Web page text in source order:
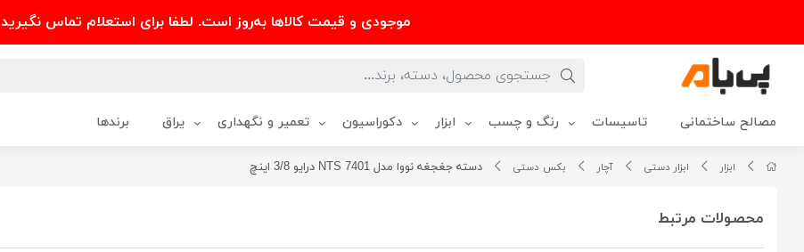
موجودی و قیمت کالاها به‌روز است. لطفا برای استعلام تماس نگیرید
مصالح ساختمانی تاسیسات رنگ و چسب ابزار دکوراسیون تعمیر و نگهداری یراق برندها
ابزار ابزار دستی آچار بکس دستی دسته جغجغه نووا مدل NTS 7401 درایو 3/8 اینچ
محصولات مرتبط